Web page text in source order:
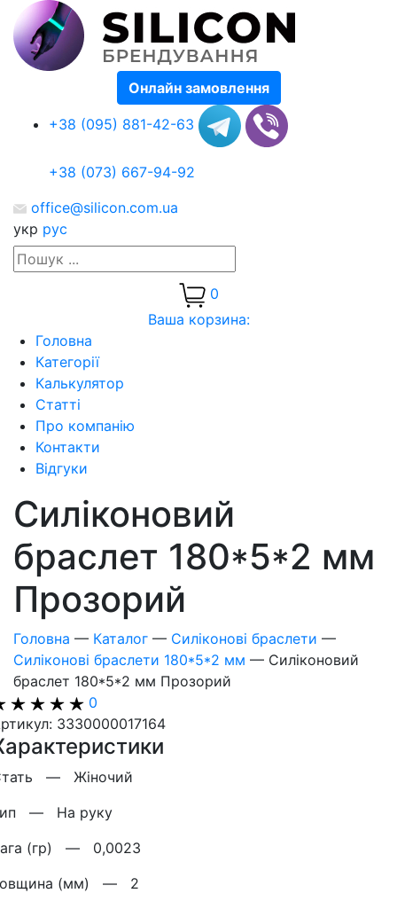
Онлайн замовлення
+38 (095) 881-42-63
+38 (073) 667-94-92
office@silicon.com.ua
укр рус
0
Ваша корзина:
Головна
Категорії
Калькулятор
Статті
Про компанію
Контакти
Відгуки
Силіконовий
браслет 180*5*2 мм
Прозорий
Головна — Каталог — Силіконові браслети —
Силіконові браслети 180*5*2 мм — Силіконовий
браслет 180*5*2 мм Прозорий
0
3330000017164
— Жіночий
— На руку
(гр) — 0,0023
(мм) — 2